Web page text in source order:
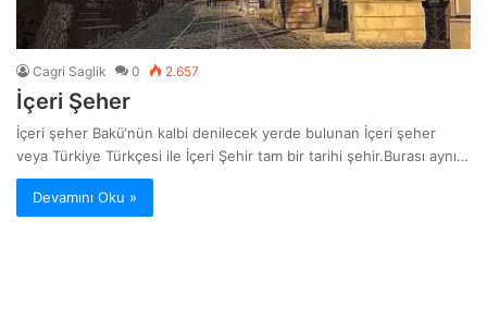
Cagri Saglik 0 2.657
İçeri Şeher
İçeri şeher Bakü‘nün kalbi denilecek yerde bulunan İçeri şeher
veya Türkiye Türkçesi ile İçeri Şehir tam bir tarihi şehir.Burası aynı…
Devamını Oku »